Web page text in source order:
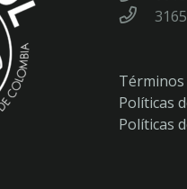
Términos
Políticas
Políticas